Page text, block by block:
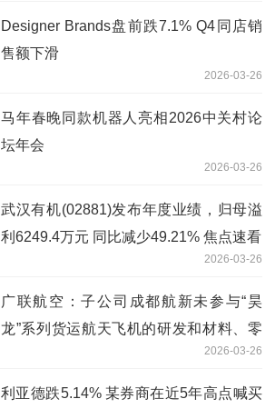
Designer Brands盘前跌7.1% Q4同店销
售额下滑
2026-03-26
马年春晚同款机器人亮相2026中关村论
坛年会
2026-03-26
武汉有机(02881)发布年度业绩，归母溢
利6249.4万元 同比减少49.21% 焦点速看
2026-03-26
广联航空：子公司成都航新未参与“昊
龙”系列货运航天飞机的研发和材料、零
2026-03-26
利亚德跌5.14% 某券商在近5年高点喊买